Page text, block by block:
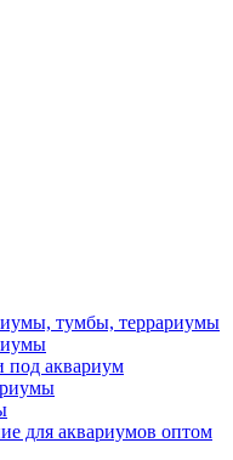
тумбы, террариумы
под аквариум
для аквариумов оптом